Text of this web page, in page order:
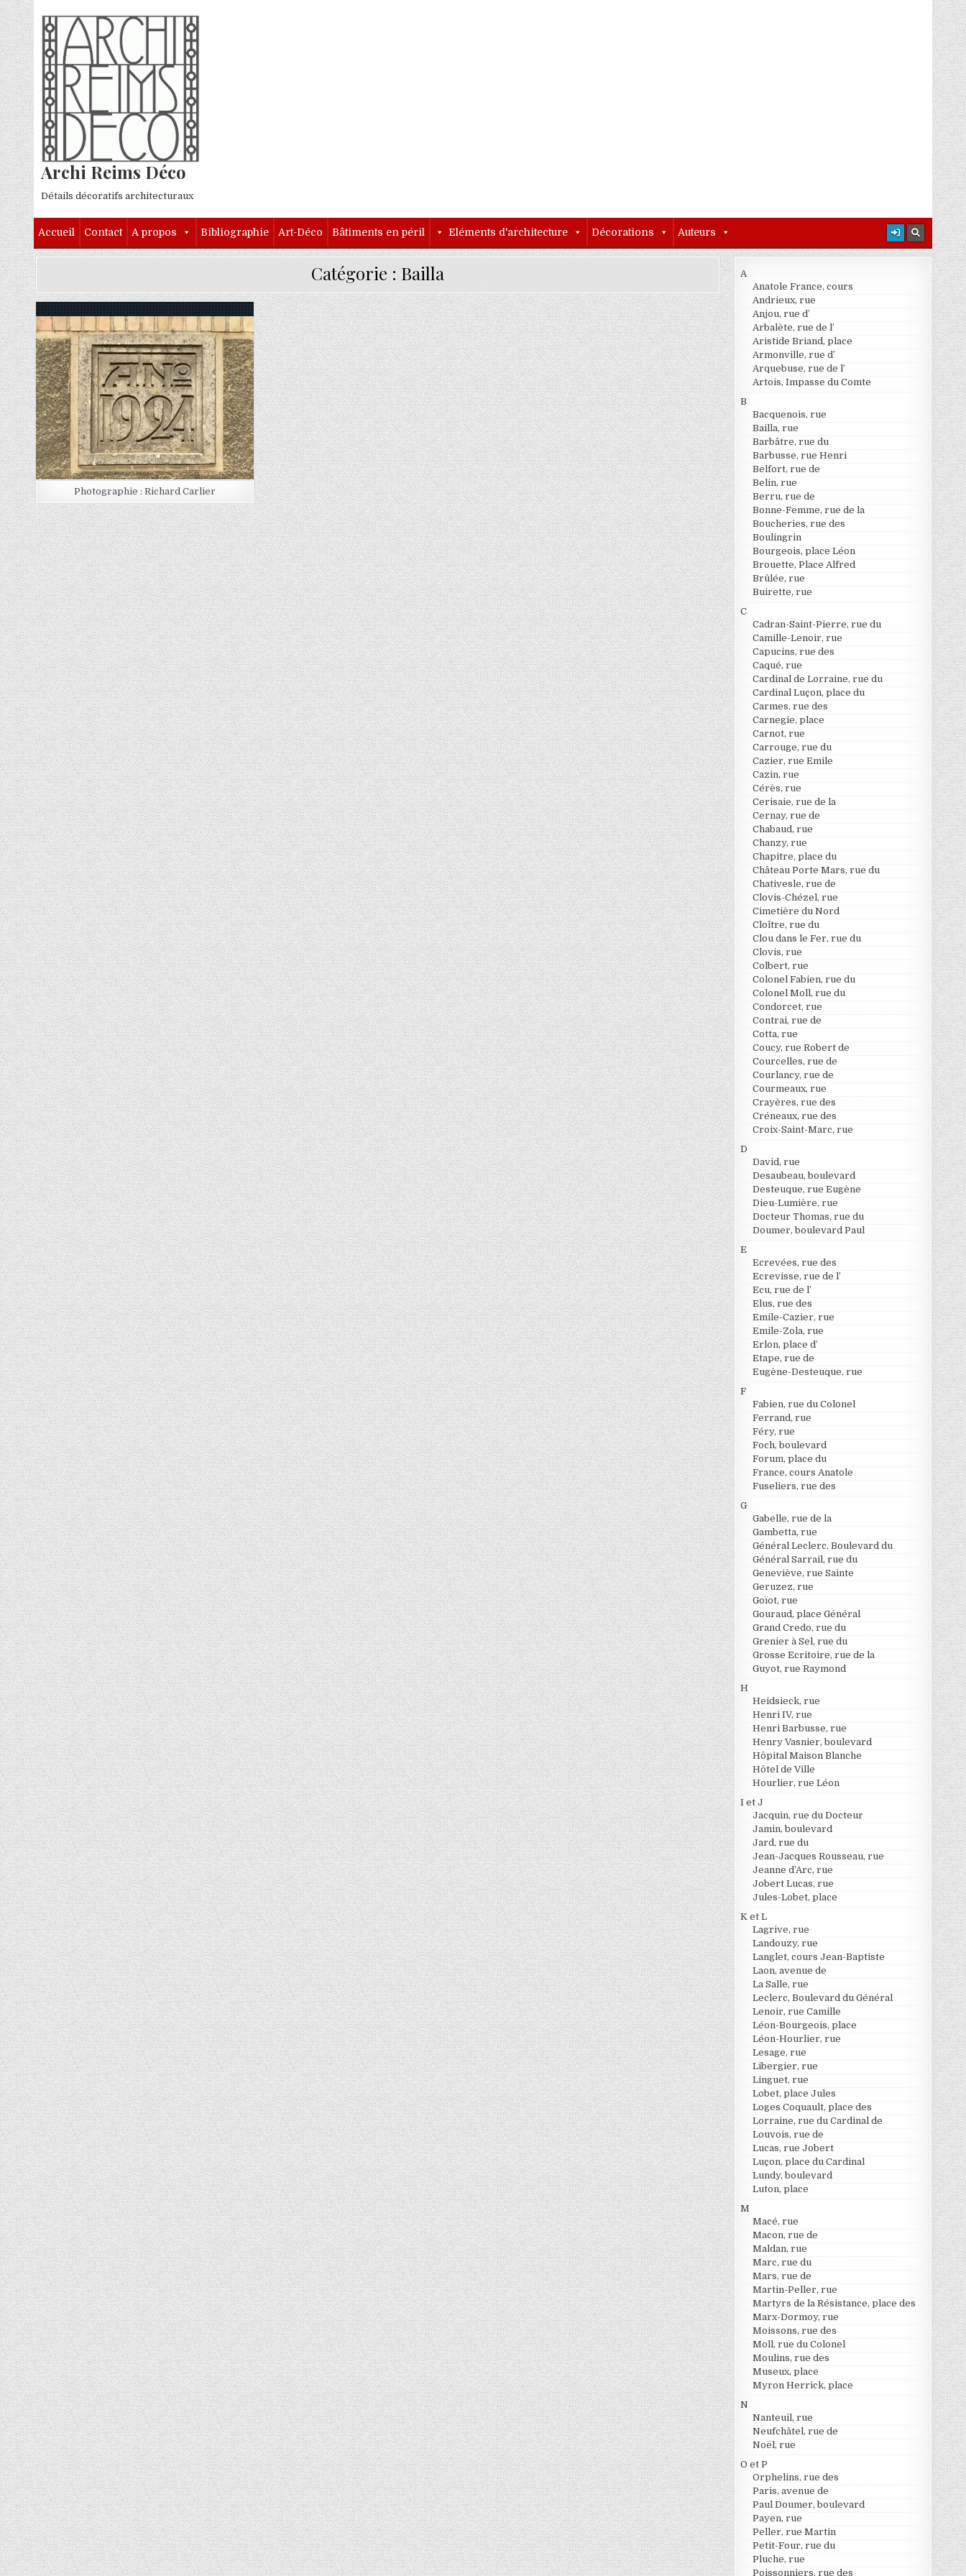
Skip to content
Archi Reims Déco
Détails décoratifs architecturaux
Accueil Contact A propos Bibliographie Art-Déco Bâtiments en péril Eléments d'architecture Décorations Auteurs
Catégorie : Bailla
Posted in
Photographie : Richard Carlier
A
Anatole France, cours
Andrieux, rue
Anjou, rue d’
Arbalète, rue de l’
Aristide Briand, place
Armonville, rue d’
Arquebuse, rue de l’
Artois, Impasse du Comte
B
Bacquenois, rue
Bailla, rue
Barbâtre, rue du
Barbusse, rue Henri
Belfort, rue de
Belin, rue
Berru, rue de
Bonne-Femme, rue de la
Boucheries, rue des
Boulingrin
Bourgeois, place Léon
Brouette, Place Alfred
Brûlée, rue
Buirette, rue
C
Cadran-Saint-Pierre, rue du
Camille-Lenoir, rue
Capucins, rue des
Caqué, rue
Cardinal de Lorraine, rue du
Cardinal Luçon, place du
Carmes, rue des
Carnegie, place
Carnot, rue
Carrouge, rue du
Cazier, rue Emile
Cazin, rue
Cérès, rue
Cerisaie, rue de la
Cernay, rue de
Chabaud, rue
Chanzy, rue
Chapitre, place du
Château Porte Mars, rue du
Chativesle, rue de
Clovis-Chézel, rue
Cimetière du Nord
Cloître, rue du
Clou dans le Fer, rue du
Clovis, rue
Colbert, rue
Colonel Fabien, rue du
Colonel Moll, rue du
Condorcet, rue
Contrai, rue de
Cotta, rue
Coucy, rue Robert de
Courcelles, rue de
Courlancy, rue de
Courmeaux, rue
Crayères, rue des
Créneaux, rue des
Croix-Saint-Marc, rue
D
David, rue
Desaubeau, boulevard
Desteuque, rue Eugène
Dieu-Lumière, rue
Docteur Thomas, rue du
Doumer, boulevard Paul
E
Ecrevées, rue des
Ecrevisse, rue de l’
Ecu, rue de l’
Elus, rue des
Emile-Cazier, rue
Emile-Zola, rue
Erlon, place d’
Etape, rue de
Eugène-Desteuque, rue
F
Fabien, rue du Colonel
Ferrand, rue
Féry, rue
Foch, boulevard
Forum, place du
France, cours Anatole
Fuseliers, rue des
G
Gabelle, rue de la
Gambetta, rue
Général Leclerc, Boulevard du
Général Sarrail, rue du
Geneviève, rue Sainte
Geruzez, rue
Goïot, rue
Gouraud, place Général
Grand Credo, rue du
Grenier à Sel, rue du
Grosse Ecritoire, rue de la
Guyot, rue Raymond
H
Heidsieck, rue
Henri IV, rue
Henri Barbusse, rue
Henry Vasnier, boulevard
Hôpital Maison Blanche
Hôtel de Ville
Hourlier, rue Léon
I et J
Jacquin, rue du Docteur
Jamin, boulevard
Jard, rue du
Jean-Jacques Rousseau, rue
Jeanne d’Arc, rue
Jobert Lucas, rue
Jules-Lobet, place
K et L
Lagrive, rue
Landouzy, rue
Langlet, cours Jean-Baptiste
Laon, avenue de
La Salle, rue
Leclerc, Boulevard du Général
Lenoir, rue Camille
Léon-Bourgeois, place
Léon-Hourlier, rue
Lesage, rue
Libergier, rue
Linguet, rue
Lobet, place Jules
Loges Coquault, place des
Lorraine, rue du Cardinal de
Louvois, rue de
Lucas, rue Jobert
Luçon, place du Cardinal
Lundy, boulevard
Luton, place
M
Macé, rue
Macon, rue de
Maldan, rue
Marc, rue du
Mars, rue de
Martin-Peller, rue
Martyrs de la Résistance, place des
Marx-Dormoy, rue
Moissons, rue des
Moll, rue du Colonel
Moulins, rue des
Museux, place
Myron Herrick, place
N
Nanteuil, rue
Neufchâtel, rue de
Noël, rue
O et P
Orphelins, rue des
Paris, avenue de
Paul Doumer, boulevard
Payen, rue
Peller, rue Martin
Petit-Four, rue du
Pluche, rue
Poissonniers, rue des